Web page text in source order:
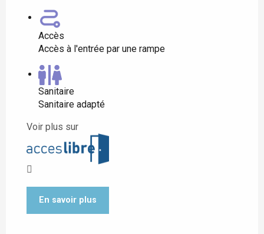
Accès
Accès à l'entrée par une rampe
Sanitaire
Sanitaire adapté
Voir plus sur
En savoir plus